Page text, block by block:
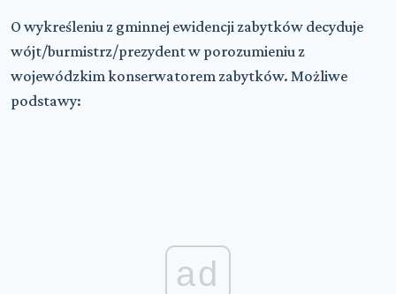
O wykreśleniu z gminnej ewidencji zabytków decyduje
wójt/burmistrz/prezydent w porozumieniu z
wojewódzkim konserwatorem zabytków. Możliwe
podstawy:
ad